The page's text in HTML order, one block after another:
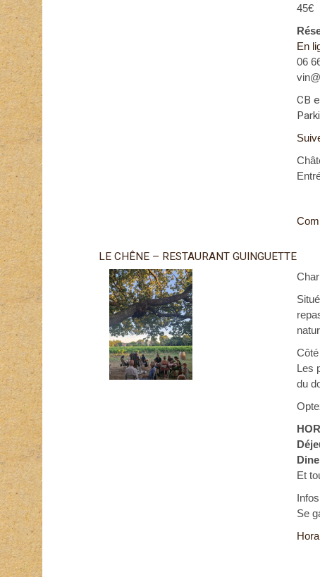
45€
En
06
CB
LE CHÊNE – RESTAURANT GUINGUETTE
Les
du
Et
Se